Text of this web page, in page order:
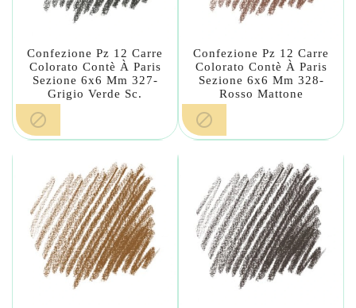
Confezione Pz 12 Carre
Colorato Contè À Paris
Sezione 6x6 Mm 327-
Grigio Verde Sc.

Confezione Pz 12 Carre
Colorato Contè À Paris
Sezione 6x6 Mm 328-
Rosso Mattone
